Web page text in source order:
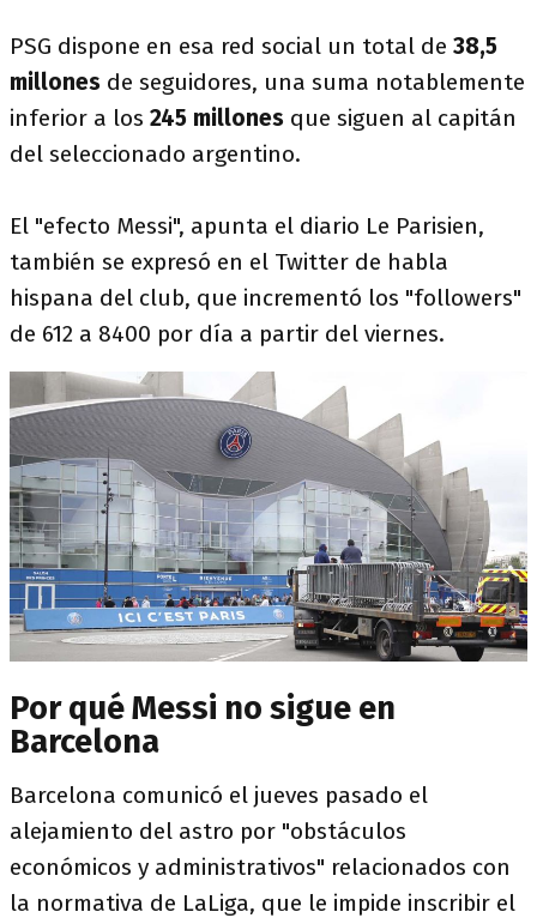
PSG dispone en esa red social un total de 38,5
millones de seguidores, una suma notablemente
inferior a los 245 millones que siguen al capitán
del seleccionado argentino.
El "efecto Messi", apunta el diario Le Parisien,
también se expresó en el Twitter de habla
hispana del club, que incrementó los "followers"
de 612 a 8400 por día a partir del viernes.
Por qué Messi no sigue en
Barcelona
Barcelona comunicó el jueves pasado el
alejamiento del astro por "obstáculos
económicos y administrativos" relacionados con
la normativa de LaLiga, que le impide inscribir el